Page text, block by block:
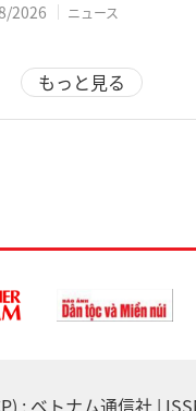
2026 ニュース
もっと見る
: ベトナム通信社 |